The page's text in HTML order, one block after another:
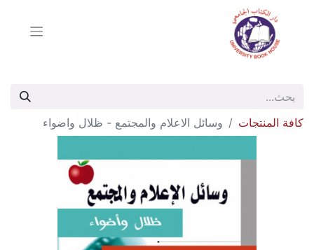
كافة المنتجات وسائل الاعلام والمجتمع - ظلال واضواء